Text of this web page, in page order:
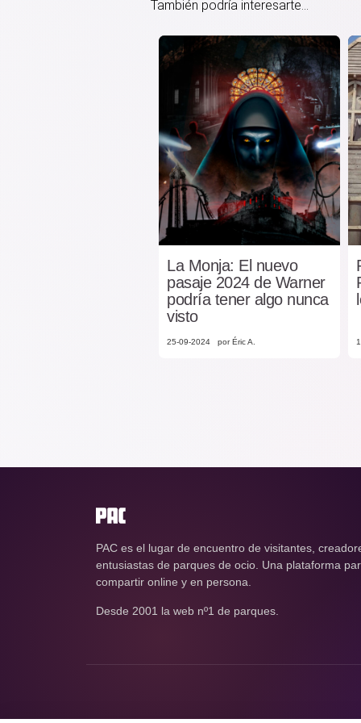
También podría interesarte...
La Monja: El nuevo
pasaje 2024 de Warner
podría tener algo nunca
visto
25-09-2024 por Éric A.
PAC es el lugar de encuentro de visitantes,
entusiastas de parques de ocio. Una plataforma
compartir online y en persona.
Desde 2001 la web nº1 de parques.